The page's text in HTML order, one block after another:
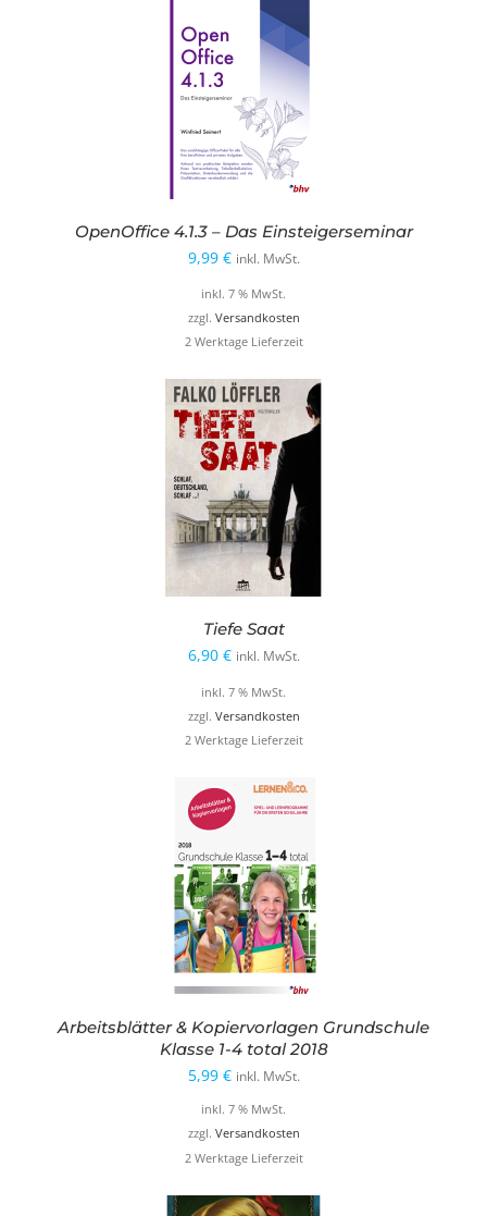
OpenOffice 4.1.3 – Das Einsteigerseminar
9,99 € inkl. MwSt.
inkl. 7 % MwSt.
zzgl. Versandkosten
2 Werktage Lieferzeit
Tiefe Saat
6,90 € inkl. MwSt.
inkl. 7 % MwSt.
zzgl. Versandkosten
2 Werktage Lieferzeit
Arbeitsblätter & Kopiervorlagen Grundschule
Klasse 1-4 total 2018
5,99 € inkl. MwSt.
inkl. 7 % MwSt.
zzgl. Versandkosten
2 Werktage Lieferzeit